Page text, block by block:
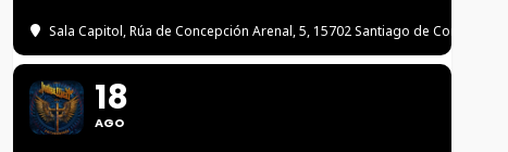
Sala Capitol, Rúa de Concepción Arenal, 5, 15702 Santiago de
18
AGO